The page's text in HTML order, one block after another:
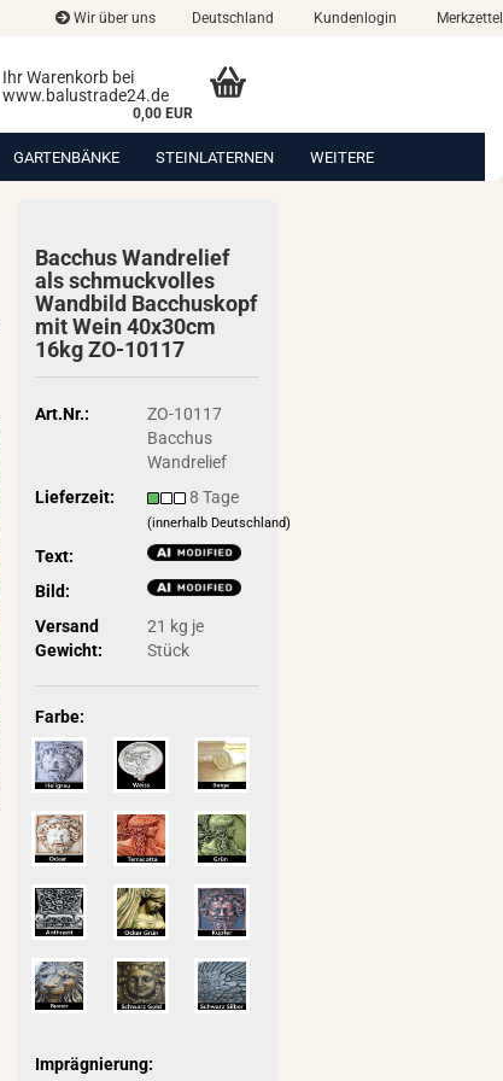
Wir über uns Deutschland Kundenlogin Merkzettel
Ihr Warenkorb bei
www.balustrade24.de
0,00 EUR
GARTENBÄNKE STEINLATERNEN WEITERE
Bac­chus Wand­re­li­ef
als schmuck­vol­les
Wand­bild Bac­chus­kopf
mit Wein 40x30cm
16kg ZO-​10117
Art.Nr.:
ZO-10117
Bacchus
Wandrelief
Lieferzeit:
8 Tage
(innerhalb Deutschland)
Text:
Bild:
Versand
Gewicht:
21 kg je
Stück
Farbe:
Imprägnierung: